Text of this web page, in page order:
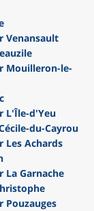
Venansault
Mouilleron-le-
L'Île-d'Yeu
du-Cayrou
Les Achards
La Garnache
Pouzauges